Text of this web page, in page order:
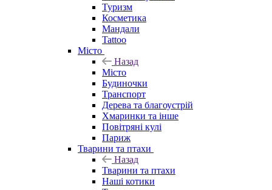
Туризм
Косметика
Мандали
Tattoo
Місто
Назад
Місто
Будиночки
Транспорт
Дерева та благоустрій
Хмаринки та інше
Повітряні кулі
Париж
Тварини та птахи
Назад
Тварини та птахи
Наші котики